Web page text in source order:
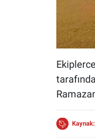
Kaynak: